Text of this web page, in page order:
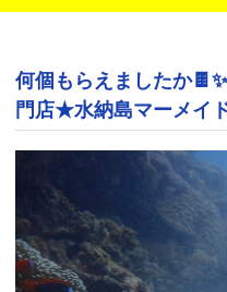
何個もらえましたか
門店★水納島マーメイド